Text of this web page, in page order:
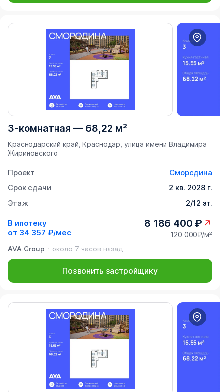
3-комнатная — 68,22 м²
Краснодарский край, Краснодар, улица имени Владимира
Жириновского
Проект
Смородина
Срок сдачи
2 кв. 2028 г.
Этаж
2/12 эт.
В ипотеку
от 34 357 ₽/мес
8 186 400 ₽
120 000₽/м²
AVA Group
около 7 часов назад
Позвонить застройщику